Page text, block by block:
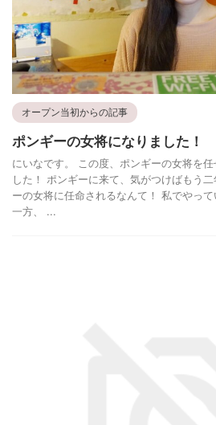
オープン当初からの記事
ポンギーの女将になりました！
にいなです。 この度、ポンギーの女将を
した！ ポンギーに来て、気がつけばもう
ーの女将に任命されるなんて！ 私でやっ
一方、 ...